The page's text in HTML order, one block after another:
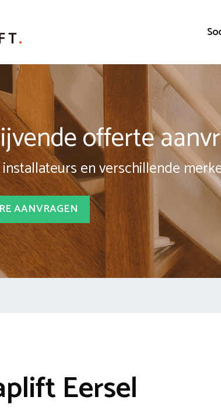
offerte
en verschillende
AANVRAGEN
Eersel